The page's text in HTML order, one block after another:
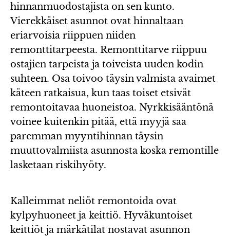
hinnanmuodostajista on sen kunto.
Vierekkäiset asunnot ovat hinnaltaan
eriarvoisia riippuen niiden
remonttitarpeesta. Remonttitarve riippuu
ostajien tarpeista ja toiveista uuden kodin
suhteen. Osa toivoo täysin valmista avaimet
käteen ratkaisua, kun taas toiset etsivät
remontoitavaa huoneistoa. Nyrkkisääntönä
voinee kuitenkin pitää, että myyjä saa
paremman myyntihinnan täysin
muuttovalmiista asunnosta koska remontille
lasketaan riskihyöty.
Kalleimmat neliöt remontoida ovat
kylpyhuoneet ja keittiö. Hyväkuntoiset
keittiöt ja märkätilat nostavat asunnon